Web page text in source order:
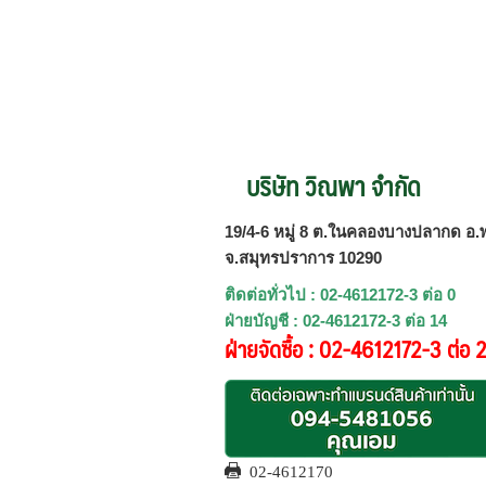
บริษัท วิณพา จำกัด
19/4-6 หมู่ 8 ต.ในคลองบางปลากด อ.
จ.สมุทรปราการ 10290
ติดต่อทั่วไป : 02-4612172-3 ต่อ 0
ฝ่ายบัญชี : 02-4612172-3 ต่อ 14
ฝ่ายจัดซื้อ : 02-4612172-3 ต่อ
02-4612170